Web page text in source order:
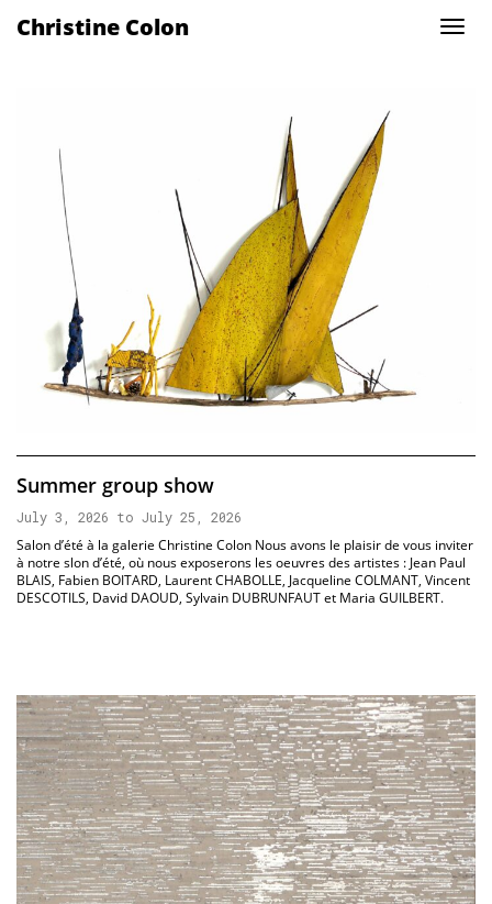
Christine Colon
Summer group show
July 3, 2026 to July 25, 2026
Salon d’été à la galerie Christine Colon Nous avons le plaisir de vous inviter
à notre slon d’été, où nous exposerons les oeuvres des artistes : Jean Paul
BLAIS, Fabien BOITARD, Laurent CHABOLLE, Jacqueline COLMANT, Vincent
DESCOTILS, David DAOUD, Sylvain DUBRUNFAUT et Maria GUILBERT.